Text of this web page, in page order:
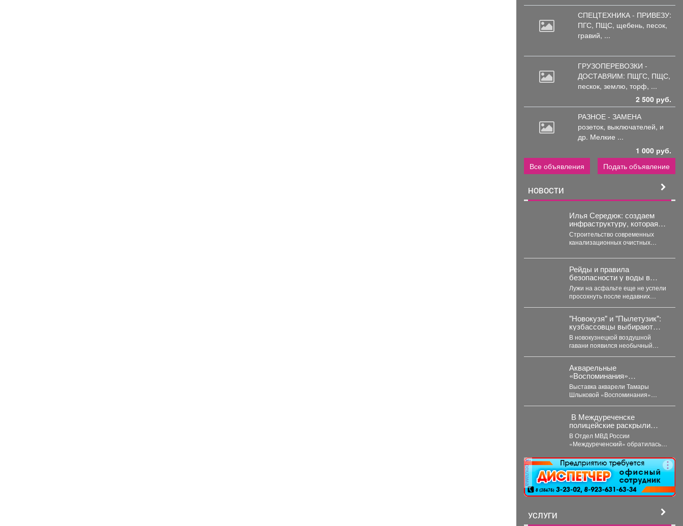
СПЕЦТЕХНИКА - ПРИВЕЗУ:
ПГС, ПЩС, щебень, песок,
гравий, ...
ГРУЗОПЕРЕВОЗКИ -
ДОСТАВЯИМ: ПЩГС, ПЩС,
пескок, землю, торф, ...
2 500 руб.
РАЗНОЕ - ЗАМЕНА
розеток, выключателей, и
др. Мелкие ...
1 000 руб.
Все объявления
Подать объявление
НОВОСТИ
Илья Середюк: создаем
инфраструктуру, которая
напрямую повышает
качество жизни людей
Строительство современных
канализационных очистных
близится к завершению. На
сегодняшний день готовность...
Рейды и правила
безопасности у воды в
Новокузнецке
Лужи на асфальте еще не успели
просохнуть после недавних
"Новокузя" и "Пылетузик":
кузбассовцы выбирают
имя роботу в аэропорту
В новокузнецкой воздушной
гавани появился необычный
аэропорту...
Акварельные
«Воспоминания»
притягивают гостей со всей
области
Выставка акварели Тамары
Шлыковой «Воспоминания»
и сразу стала...
В Междуреченске
полицейские раскрыли
кражу велосипеда
В Отдел МВД России
«Междуреченский» обратилась
заявлением о том, что
неизвестное лицо...
реклама
УСЛУГИ